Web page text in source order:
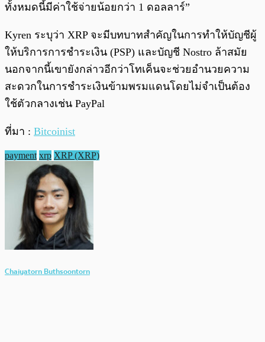
ทั้งหมดนี้มีค่าใช้จ่ายน้อยกว่า 1 ดอลลาร์”
Kyren ระบุว่า XRP จะมีบทบาทสำคัญในการทำให้บัญชีผู้
ให้บริการการชำระเงิน (PSP) และบัญชี Nostro ล้าสมัย
นอกจากนี้เขายังกล่าวอีกว่าโทเค็นจะช่วยอำนวยความ
สะดวกในการชำระเงินข้ามพรมแดนโดยไม่จำเป็นต้อง
ใช้ตัวกลางเช่น PayPal
ที่มา : Bitcoinist
payment xrp XRP (XRP)
Chaiyatorn Buthsoontorn